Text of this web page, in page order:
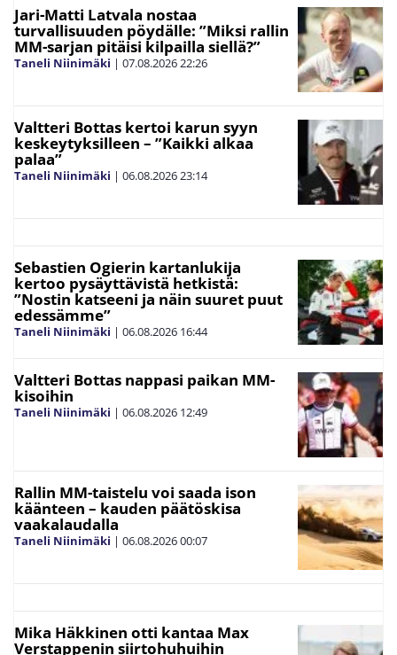
Jari-Matti Latvala nostaa
turvallisuuden pöydälle: ”Miksi rallin
MM-sarjan pitäisi kilpailla siellä?”
Taneli Niinimäki | 07.08.202622:26
Valtteri Bottas kertoi karun syyn
keskeytyksilleen – ”Kaikki alkaa
palaa”
Taneli Niinimäki | 06.08.202623:14
Sebastien Ogierin kartanlukija
kertoo pysäyttävistä hetkistä:
”Nostin katseeni ja näin suuret puut
edessämme”
Taneli Niinimäki | 06.08.2026 16:44
Valtteri Bottas nappasi paikan MM-
kisoihin
Taneli Niinimäki | 06.08.2026 12:49
Rallin MM-taistelu voi saada ison
käänteen – kauden päätöskisa
vaakalaudalla
Taneli Niinimäki | 06.08.202600:07
Mika Häkkinen otti kantaa Max
Verstappenin siirtohuhuihin